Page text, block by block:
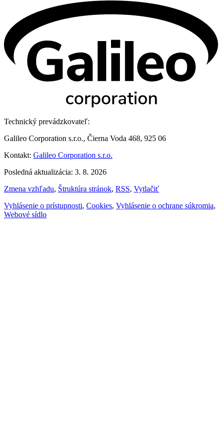
Technický prevádzkovateľ:
Galileo Corporation s.r.o., Čierna Voda 468, 925 06
Kontakt: Galileo Corporation s.r.o.
Posledná aktualizácia: 3. 8. 2026
Zmena vzhľadu, Štruktúra stránok, RSS, Vytlačiť
Vyhlásenie o prístupnosti, Cookies, Vyhlásenie o ochrane súkromia,
Webové sídlo